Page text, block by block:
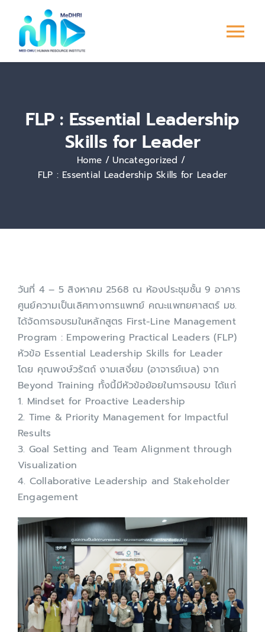
content
การพัฒนาบุคลากร
FLP : Essential Leadership
Skills for Leader
Home
Uncategorized
FLP : Essential Leadership Skills for Leader
วันที่ 4 – 5 สิงหาคม 2568 ณ ห้องประชุมชั้น 9 อาคาร
ศูนย์ความเป็นเลิศทางการแพทย์ คณะแพทยศาสตร์ มช.
ได้จัดการอบรมในหลักสูตร First-Line Management
Program : Empowering Practical Leaders (FLP)
หัวข้อ Essential Leadership Skills for Leader
โดย คุณพงษ์วรัตถ์ งามเสงี่ยม (อาจารย์เบล) จาก
Beyond Training ทั้งนี้มีหัวข้อย้อยในการอบรม ได้แก่
1. Mindset for Proactive Leadership
2. Time & Priority Management for Impactful
Results
3. Goal Setting and Team Alignment through
Visualization
4. Collaborative Leadership and Stakeholder
Engagement